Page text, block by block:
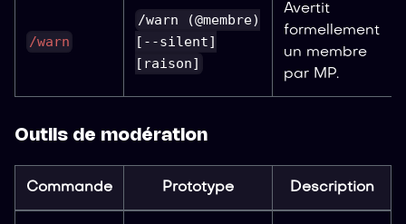
/warn
/warn (@membre)
[--silent]
[raison]
Avertit
formellement
un membre
par MP.
Outils de modération
Commande Prototype Description